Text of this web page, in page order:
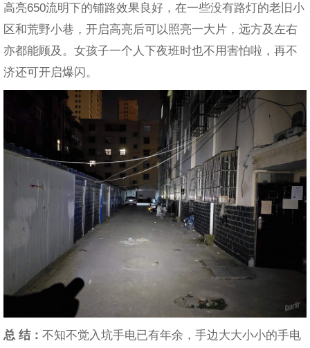
高亮650流明下的铺路效果良好，在一些没有路灯的老旧小
区和荒野小巷，开启高亮后可以照亮一大片，远方及左右
亦都能顾及。女孩子一个人下夜班时也不用害怕啦，再不
济还可开启爆闪。
总 结： 不知不觉入坑手电已有年余，手边大大小小的手电